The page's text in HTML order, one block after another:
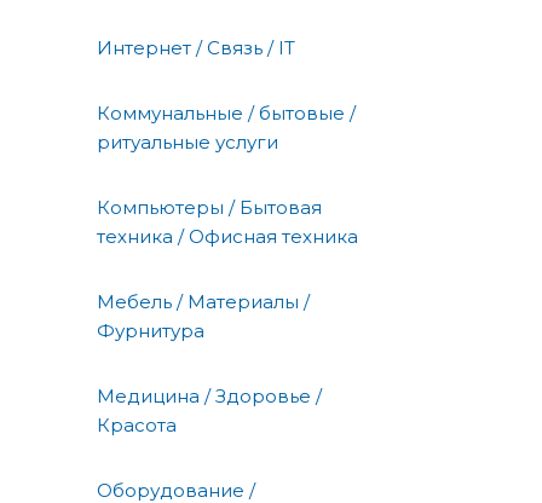
Интернет / Связь / IT
Коммунальные / бытовые /
ритуальные услуги
Компьютеры / Бытовая
техника / Офисная техника
Мебель / Материалы /
Фурнитура
Медицина / Здоровье /
Красота
Оборудование /